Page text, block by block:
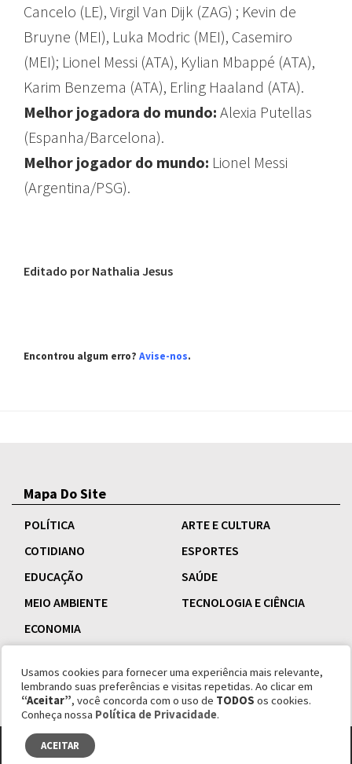
Cancelo (LE), Virgil Van Dijk (ZAG) ; Kevin de
Bruyne (MEI), Luka Modric (MEI), Casemiro
(MEI); Lionel Messi (ATA), Kylian Mbappé (ATA),
Karim Benzema (ATA), Erling Haaland (ATA).
Melhor jogadora do mundo: Alexia Putellas
(Espanha/Barcelona).
Melhor jogador do mundo: Lionel Messi
(Argentina/PSG).
Editado por Nathalia Jesus
Encontrou algum erro? Avise-nos.
Mapa Do Site
POLÍTICA
ARTE E CULTURA
COTIDIANO
ESPORTES
EDUCAÇÃO
SAÚDE
MEIO AMBIENTE
TECNOLOGIA E CIÊNCIA
ECONOMIA
© copyright 1995 - 2026 Revista Esquinas.
Usamos cookies para fornecer uma experiência mais relevante,
lembrando suas preferências e visitas repetidas. Ao clicar em
“Aceitar”, você concorda com o uso de TODOS os cookies.
Conheça nossa Política de Privacidade.
ACEITAR